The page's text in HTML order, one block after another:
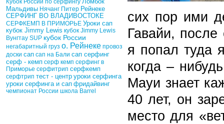
Кубок России по серфингу Ломбок
Мальдивы Нячанг Питер Рейнеке
СЕРФИНГ ВО ВЛАДИВОСТОКЕ
СЕРФКЕМП В ПРИМОРЬЕ Уроки сап
кубок Jimmy Lewis кубок Jimmy Lewis
Вунгтау SUP кубок России
негабаритный груз о. Рейнеке провоз
доски сап сап на Бали сап серфинг
серф - кемп серф кемп серфинг в
Приморье серфитрип серфкемп
серфтрип тест - центр уроки серфинга
уроки серфинга и сап фридайвинг
чемпионат России школа Barrel
сих пор ими
Гавайи, после
я попал туда
когда –
Мауи знает
40 лет, он
место для